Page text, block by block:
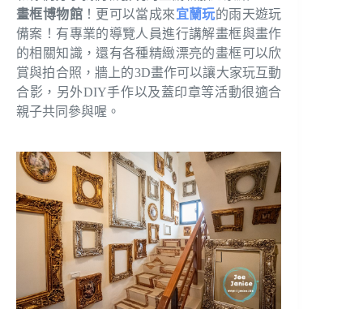
畫框博物館！更可以當成來宜蘭玩的雨天遊玩
備案！有專業的導覽人員進行講解畫框與畫作
的相關知識，還有各種精緻漂亮的畫框可以欣
賞與拍合照，牆上的3D畫作可以讓大家玩互動
合影，另外DIY手作以及蓋印章等活動很適合
親子共同參與喔。